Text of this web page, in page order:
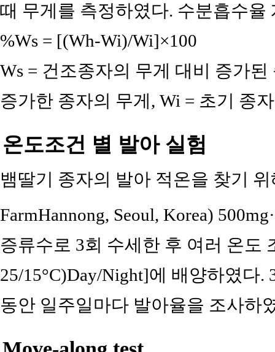
때 무게를 측정하였다. 수분흡수율
%Ws = [(Wh-Wi)/Wi]×100
Ws = 건조종자의 무게 대비 증가
증가한 종자의 무게, Wi = 초기 종
온도조건 별 발아 실험
뱀딸기 종자의 발아 적온을 찾기
FarmHannong, Seoul, Korea)
증류수로 3회 수세한 후 여러 온도
25/15°C)Day/Night]에 배양하였다.
동안 일주일마다 발아율을 조사하